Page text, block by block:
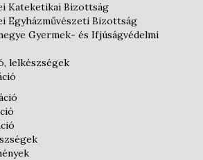
Kateketikai Bizottság
Egyházművészeti Bizottság
Gyermek- és Ifjúságvédelmi
lelkészségek